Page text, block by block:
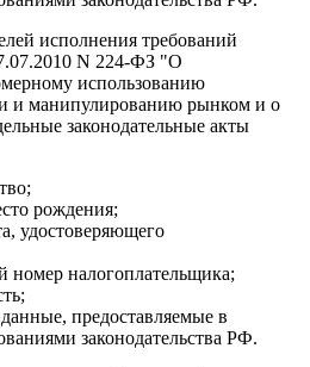
исполнения требований
N 224-ФЗ "О
использованию
и манипулированию рынком и о
законодательные акты
рождения;
удостоверяющего
налогоплательщика;
предоставляемые в
законодательства РФ.